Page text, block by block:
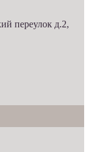
переулок д.2,